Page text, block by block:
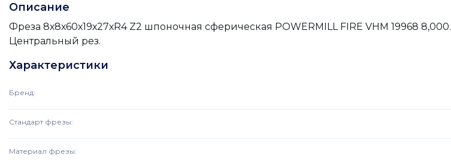
Описание
Фреза 8х8х60х19х27хR4 Z2 шпоночная сферическая POWERMILL FIRE VHM 19968 8,000.
Центральный рез.
Характеристики
Бренд:
Стандарт фрезы:
Материал фрезы: